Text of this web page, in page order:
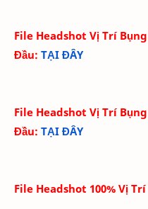
File Headshot Vị Trí
Đầu: TẠI ĐÂY
File Headshot Vị Trí
Đầu: TẠI ĐÂY
File Headshot 100% Vị